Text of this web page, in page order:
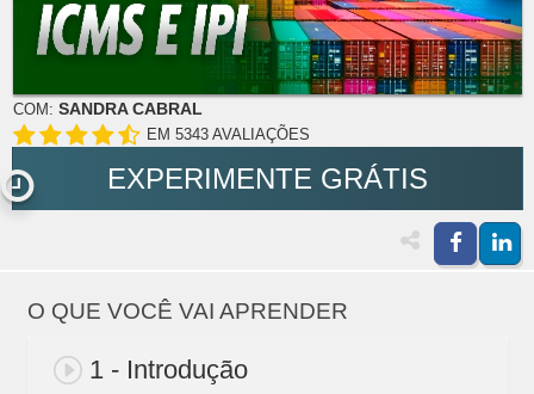
COM: SANDRA CABRAL
EM 5343 AVALIAÇÕES
EXPERIMENTE GRÁTIS
O QUE VOCÊ VAI APRENDER
1 - Introdução